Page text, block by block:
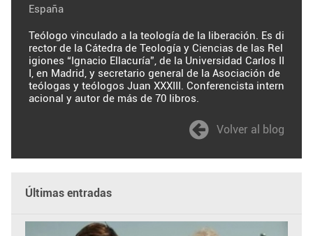
España
Teólogo vinculado a la teología de la liberación. Es di
rector de la Cátedra de Teología y Ciencias de las Rel
igiones “Ignacio Ellacuría”, de la Universidad Carlos II
I, en Madrid, y secretario general de la Asociación de
teólogas y teólogos Juan XXXIII. Conferencista intern
acional y autor de más de 70 libros.
Volver al blog
Últimas entradas